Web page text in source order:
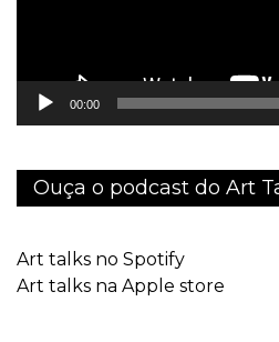
00:00
Ouça o podcast do Art
Art talks no Spotify
Art talks na Apple store